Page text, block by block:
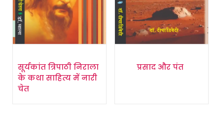
सूर्यकांत त्रिपाठी निराला
के कथा साहित्य में नारी
चेत
प्रसाद और पंत